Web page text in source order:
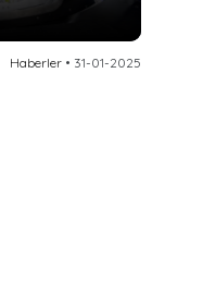
Haberler• 31-01-2025